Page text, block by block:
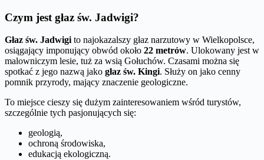
Czym jest głaz św. Jadwigi?
Głaz św. Jadwigi to najokazalszy głaz narzutowy w Wielkopolsce,
osiągający imponujący obwód około 22 metrów. Ulokowany jest w
malowniczym lesie, tuż za wsią Gołuchów. Czasami można się
spotkać z jego nazwą jako głaz św. Kingi. Służy on jako cenny
pomnik przyrody, mający znaczenie geologiczne.
To miejsce cieszy się dużym zainteresowaniem wśród turystów,
szczególnie tych pasjonujących się:
geologią,
ochroną środowiska,
edukacją ekologiczną.